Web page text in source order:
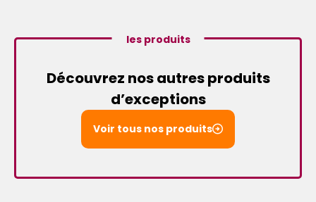
les produits
Découvrez nos autres produits
d’exceptions
Voir tous nos produits